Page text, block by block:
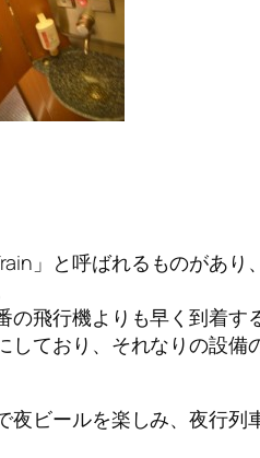
」と呼ばれるものがあり
飛行機よりも早く到着する
ており、それなりの設備
夜ビールを楽しみ、夜行列